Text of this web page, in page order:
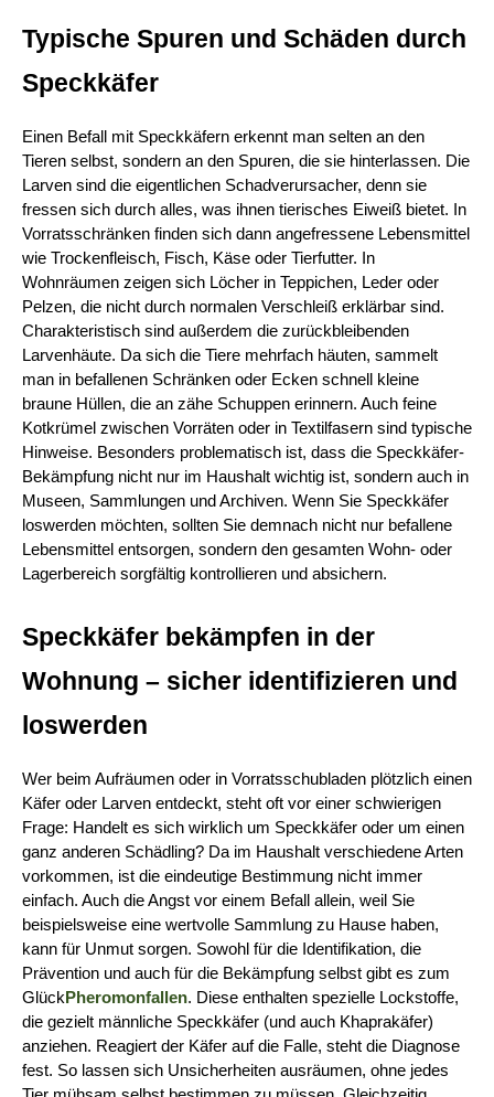
Typische Spuren und Schäden durch
Speckkäfer
Einen Befall mit Speckkäfern erkennt man selten an den
Tieren selbst, sondern an den Spuren, die sie hinterlassen. Die
Larven sind die eigentlichen Schadverursacher, denn sie
fressen sich durch alles, was ihnen tierisches Eiweiß bietet. In
Vorratsschränken finden sich dann angefressene Lebensmittel
wie Trockenfleisch, Fisch, Käse oder Tierfutter. In
Wohnräumen zeigen sich Löcher in Teppichen, Leder oder
Pelzen, die nicht durch normalen Verschleiß erklärbar sind.
Charakteristisch sind außerdem die zurückbleibenden
Larvenhäute. Da sich die Tiere mehrfach häuten, sammelt
man in befallenen Schränken oder Ecken schnell kleine
braune Hüllen, die an zähe Schuppen erinnern. Auch feine
Kotkrümel zwischen Vorräten oder in Textilfasern sind typische
Hinweise. Besonders problematisch ist, dass die Speckkäfer-
Bekämpfung nicht nur im Haushalt wichtig ist, sondern auch in
Museen, Sammlungen und Archiven. Wenn Sie Speckkäfer
loswerden möchten, sollten Sie demnach nicht nur befallene
Lebensmittel entsorgen, sondern den gesamten Wohn- oder
Lagerbereich sorgfältig kontrollieren und absichern.
Speckkäfer bekämpfen in der
Wohnung – sicher identifizieren und
loswerden
Wer beim Aufräumen oder in Vorratsschubladen plötzlich einen
Käfer oder Larven entdeckt, steht oft vor einer schwierigen
Frage: Handelt es sich wirklich um Speckkäfer oder um einen
ganz anderen Schädling? Da im Haushalt verschiedene Arten
vorkommen, ist die eindeutige Bestimmung nicht immer
einfach. Auch die Angst vor einem Befall allein, weil Sie
beispielsweise eine wertvolle Sammlung zu Hause haben,
kann für Unmut sorgen. Sowohl für die Identifikation, die
Prävention und auch für die Bekämpfung selbst gibt es zum
Glück Pheromonfallen. Diese enthalten spezielle Lockstoffe,
die gezielt männliche Speckkäfer (und auch Khaprakäfer)
anziehen. Reagiert der Käfer auf die Falle, steht die Diagnose
fest. So lassen sich Unsicherheiten ausräumen, ohne jedes